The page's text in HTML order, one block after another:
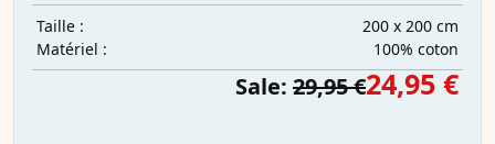
Taille :
200 x 200 cm
Matériel :
100% coton
Sale: 29,95 €24,95 €